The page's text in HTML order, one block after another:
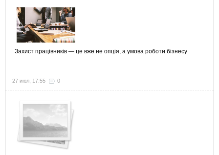
Захист працівників — це вже не опція, а умова роботи бізнесу
27 июл, 17:55 0